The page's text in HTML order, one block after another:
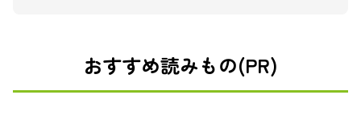
おすすめ読みもの(PR)